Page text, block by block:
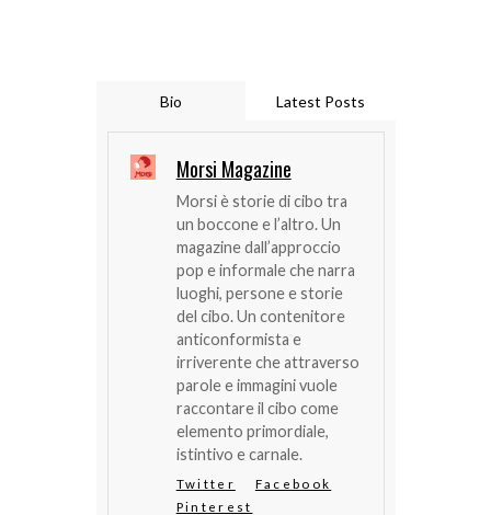
Bio Latest Posts
Morsi Magazine
Morsi è storie di cibo tra
un boccone e l’altro. Un
magazine dall’approccio
pop e informale che narra
luoghi, persone e storie
del cibo. Un contenitore
anticonformista e
irriverente che attraverso
parole e immagini vuole
raccontare il cibo come
elemento primordiale,
istintivo e carnale.
Twitter
Facebook
Pinterest